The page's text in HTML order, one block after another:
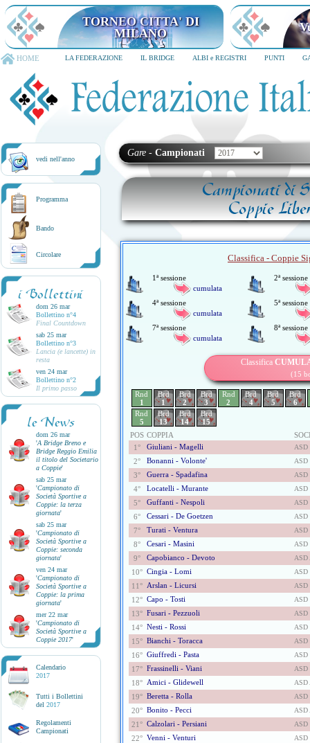
TORNEO CITTA' DI
MILANO
HOME LA FEDERAZIONE IL BRIDGE ALBI e REGISTRI PUNTI
vedi nell'anno
Programma
Bando
Circolare
i Bollettini
dom 26 mar
Bollettino n°4
Final Countdown
sab 25 mar
Bollettino n°3
Lancia (e lancette) in
resta
ven 24 mar
Bollettino n°2
Il primo passo
le News
dom 26 mar
'A Bridge Breno e
Bridge Reggio Emilia
il titolo del Societario
a Coppie'
sab 25 mar
'Campionato di
Società Sportive a
Coppie: la terza
giornata'
sab 25 mar
'Campionato di
Società Sportive a
Coppie: seconda
giornata'
ven 24 mar
'Campionato di
Società Sportive a
Coppie: la prima
giornata'
mer 22 mar
'Campionato di
Società Sportive a
Coppie 2017'
Calendario
2017
Tutti i Bollettini
del 2017
Regolamenti
Campionati
Gare - Campionati
Campionati di
Coppie
Classifica - Coppie
1ª sessione
cumulata
2ª sessione
4ª sessione
cumulata
5ª sessione
7ª sessione
cumulata
8ª sessione
Classifica
(15
Rnd
1
Brd
1
Brd
2
Brd
3
Rnd
2
Brd
4
Brd
5
Brd
6
Rnd
5
Brd
13
Brd
14
Brd
15
POS COPPIA
1°
Giuliani - Magelli ASD
2° Bonanni - Volonte' ASD
3° Guerra - Spadafina ASD
4° Locatelli - Murante ASD
5° Guffanti - Nespoli ASD
6° Cessari - De Goetzen ASD
7° Turati - Ventura ASD
8° Cesari - Masini ASD
9° Capobianco - Devoto ASD
10° Cingia - Lomi
11° Arslan - Licursi ASD
12° Capo - Tosti ASD
13° Fusari - Pezzuoli ASD
14° Nesti - Rossi ASD
15° Bianchi - Toracca ASD
16° Giuffredi - Pasta ASD
17° Frassinelli - Viani ASD
18° Amici - Glidewell ASD
19° Beretta - Rolla ASD
20° Bonito - Pecci ASD
21° Calzolari - Persiani ASD
22° Venni - Venturi ASD